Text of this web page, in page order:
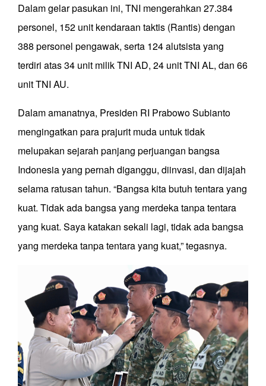
Dalam gelar pasukan ini, TNI mengerahkan 27.384
personel, 152 unit kendaraan taktis (Rantis) dengan
388 personel pengawak, serta 124 alutsista yang
terdiri atas 34 unit milik TNI AD, 24 unit TNI AL, dan 66
unit TNI AU.
Dalam amanatnya, Presiden RI Prabowo Subianto
mengingatkan para prajurit muda untuk tidak
melupakan sejarah panjang perjuangan bangsa
Indonesia yang pernah diganggu, diinvasi, dan dijajah
selama ratusan tahun. “Bangsa kita butuh tentara yang
kuat. Tidak ada bangsa yang merdeka tanpa tentara
yang kuat. Saya katakan sekali lagi, tidak ada bangsa
yang merdeka tanpa tentara yang kuat,” tegasnya.